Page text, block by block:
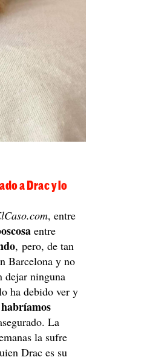
a Drac y lo
, entre
entre
, pero, de tan
Barcelona y no
dejar ninguna
ha debido ver y
La
la sufre
Drac es su